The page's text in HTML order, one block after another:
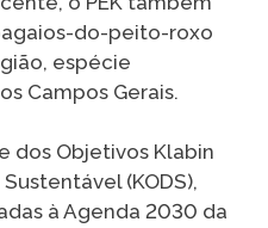
do-peito-roxo
espécie
Campos Gerais.
dos Objetivos Klabin
(KODS),
à Agenda 2030 da